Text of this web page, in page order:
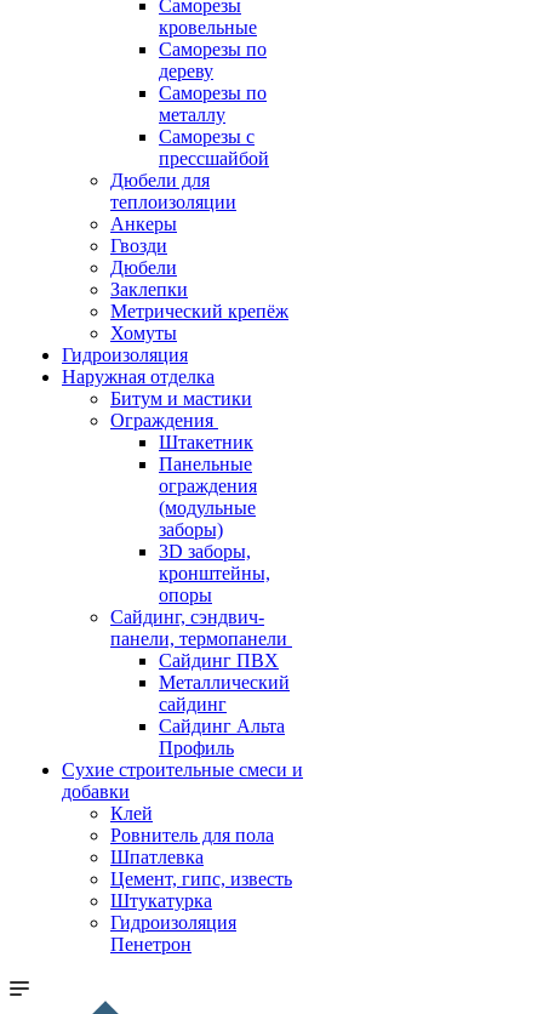
Саморезы
кровельные
Саморезы по
дереву
Саморезы по
металлу
Саморезы с
прессшайбой
Дюбели для
теплоизоляции
Анкеры
Гвозди
Дюбели
Заклепки
Метрический крепёж
Хомуты
Гидроизоляция
Наружная отделка
Битум и мастики
Ограждения
Штакетник
Панельные
ограждения
(модульные
заборы)
3D заборы,
кронштейны,
опоры
Cайдинг, сэндвич-
панели, термопанели
Сайдинг ПВХ
Металлический
сайдинг
Сайдинг Альта
Профиль
Сухие строительные смеси и
добавки
Клей
Ровнитель для пола
Шпатлевка
Цемент, гипс, известь
Штукатурка
Гидроизоляция
Пенетрон